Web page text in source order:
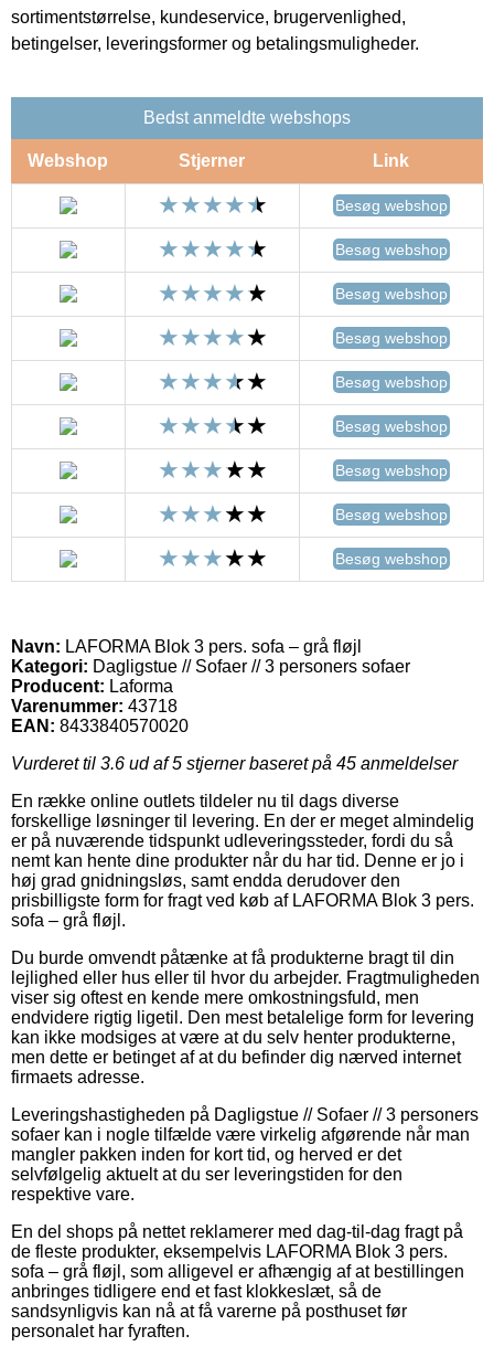
sortimentstørrelse, kundeservice, brugervenlighed,
betingelser, leveringsformer og betalingsmuligheder.
Bedst anmeldte webshops
Webshop Stjerner Link
Besøg webshop
Besøg webshop
Besøg webshop
Besøg webshop
Besøg webshop
Besøg webshop
Besøg webshop
Besøg webshop
Besøg webshop
Navn: LAFORMA Blok 3 pers. sofa – grå fløjl
Kategori: Dagligstue // Sofaer // 3 personers sofaer
Producent: Laforma
Varenummer: 43718
EAN: 8433840570020
Vurderet til 3.6 ud af 5 stjerner baseret på 45 anmeldelser
En række online outlets tildeler nu til dags diverse
forskellige løsninger til levering. En der er meget almindelig
er på nuværende tidspunkt udleveringssteder, fordi du så
nemt kan hente dine produkter når du har tid. Denne er jo i
høj grad gnidningsløs, samt endda derudover den
prisbilligste form for fragt ved køb af LAFORMA Blok 3 pers.
sofa – grå fløjl.
Du burde omvendt påtænke at få produkterne bragt til din
lejlighed eller hus eller til hvor du arbejder. Fragtmuligheden
viser sig oftest en kende mere omkostningsfuld, men
endvidere rigtig ligetil. Den mest betalelige form for levering
kan ikke modsiges at være at du selv henter produkterne,
men dette er betinget af at du befinder dig nærved internet
firmaets adresse.
Leveringshastigheden på Dagligstue // Sofaer // 3 personers
sofaer kan i nogle tilfælde være virkelig afgørende når man
mangler pakken inden for kort tid, og herved er det
selvfølgelig aktuelt at du ser leveringstiden for den
respektive vare.
En del shops på nettet reklamerer med dag-til-dag fragt på
de fleste produkter, eksempelvis LAFORMA Blok 3 pers.
sofa – grå fløjl, som alligevel er afhængig af at bestillingen
anbringes tidligere end et fast klokkeslæt, så de
sandsynligvis kan nå at få varerne på posthuset før
personalet har fyraften.